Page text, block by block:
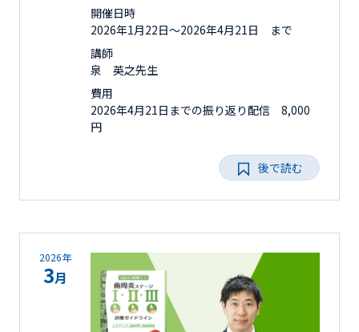
開催日時
2026年1月22日〜2026年4月21日 まで
講師
泉 英之先生
費用
2026年4月21日までの振り返り配信 8,000
円
後で読む
2026年
3月